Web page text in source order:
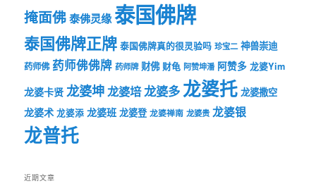
掩面佛泰佛灵缘泰国佛牌
泰国佛牌正牌 泰国佛牌真的很灵验吗 珍宝二 神兽崇迪
药师佛 药师佛佛牌 药师牌 财佛 财龟 阿赞坤潘 阿赞多 龙婆Yim
龙婆卡贤 龙婆坤龙婆培龙婆多龙婆托 龙婆撒空
龙婆术 龙婆添 龙婆班 龙婆登 龙婆禅南 龙婆贵 龙婆银
龙普托
近期文章